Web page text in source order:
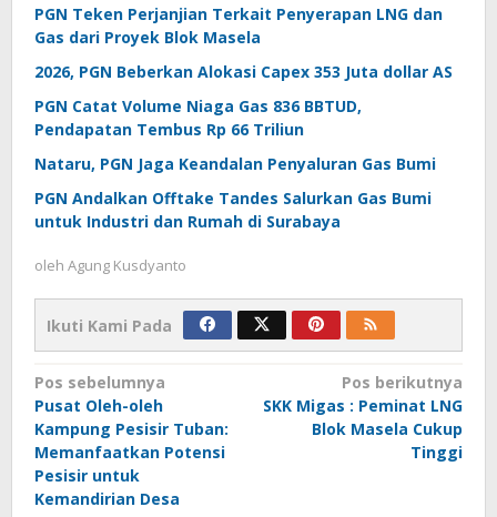
PGN Teken Perjanjian Terkait Penyerapan LNG dan
Gas dari Proyek Blok Masela
2026, PGN Beberkan Alokasi Capex 353 Juta dollar AS
PGN Catat Volume Niaga Gas 836 BBTUD,
Pendapatan Tembus Rp 66 Triliun
Nataru, PGN Jaga Keandalan Penyaluran Gas Bumi
PGN Andalkan Offtake Tandes Salurkan Gas Bumi
untuk Industri dan Rumah di Surabaya
oleh Agung Kusdyanto
Ikuti Kami Pada
Navigasi
pos
Pos sebelumnya
Pusat Oleh-oleh
Kampung Pesisir Tuban:
Memanfaatkan Potensi
Pesisir untuk
Kemandirian Desa
Pos berikutnya
SKK Migas : Peminat LNG
Blok Masela Cukup
Tinggi